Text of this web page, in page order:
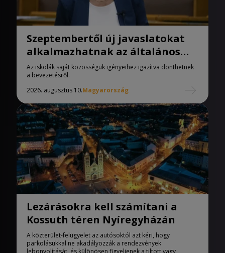
Szeptembertől új javaslatokat
alkalmazhatnak az általános
iskolák
Az iskolák saját közösségük igényeihez igazítva dönthetnek
a bevezetésről.
2026. augusztus 10.Magyarország
Lezárásokra kell számítani a
Kossuth téren Nyíregyházán
A közterület-felügyelet az autósoktól azt kéri, hogy
parkolásukkal ne akadályozzák a rendezvények
lebonyolítását, és különösen figyeljenek a tiltott vagy